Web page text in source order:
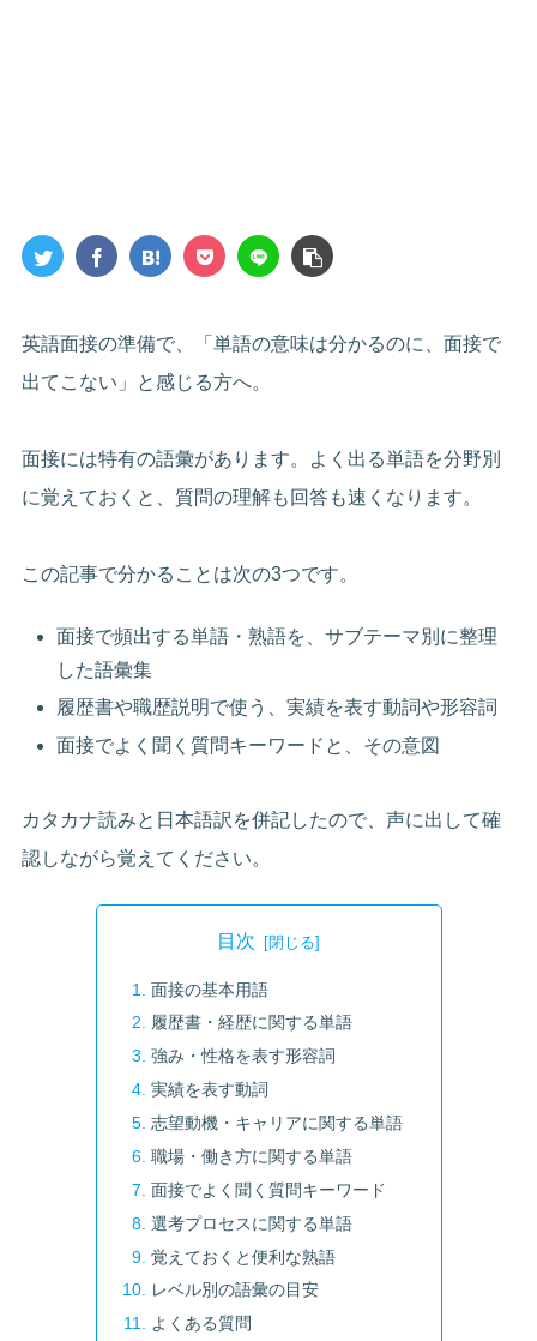
英語面接の準備で、「単語の意味は分かるのに、面接で
出てこない」と感じる方へ。
面接には特有の語彙があります。よく出る単語を分野別
に覚えておくと、質問の理解も回答も速くなります。
この記事で分かることは次の3つです。
面接で頻出する単語・熟語を、サブテーマ別に整理
した語彙集
履歴書や職歴説明で使う、実績を表す動詞や形容詞
面接でよく聞く質問キーワードと、その意図
カタカナ読みと日本語訳を併記したので、声に出して確
認しながら覚えてください。
目次
面接の基本用語
履歴書・経歴に関する単語
強み・性格を表す形容詞
実績を表す動詞
志望動機・キャリアに関する単語
職場・働き方に関する単語
面接でよく聞く質問キーワード
選考プロセスに関する単語
覚えておくと便利な熟語
レベル別の語彙の目安
よくある質問